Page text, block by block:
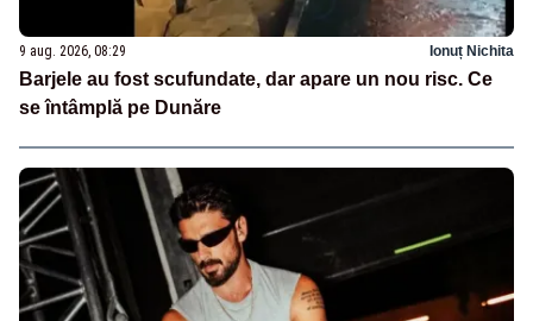
9 aug. 2026, 08:29 Ionuț Nichita
Barjele au fost scufundate, dar apare un nou risc. Ce
se întâmplă pe Dunăre